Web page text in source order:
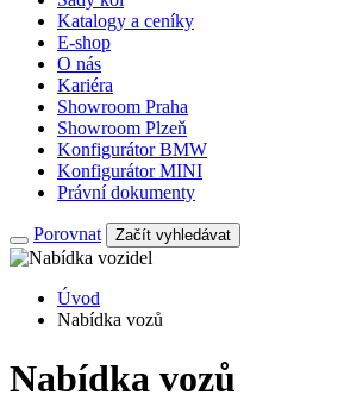
Katalogy a ceníky
E-shop
O nás
Kariéra
Showroom Praha
Showroom Plzeň
Konfigurátor BMW
Konfigurátor MINI
Právní dokumenty
Porovnat Začít vyhledávat
Úvod
Nabídka vozů
Nabídka vozů